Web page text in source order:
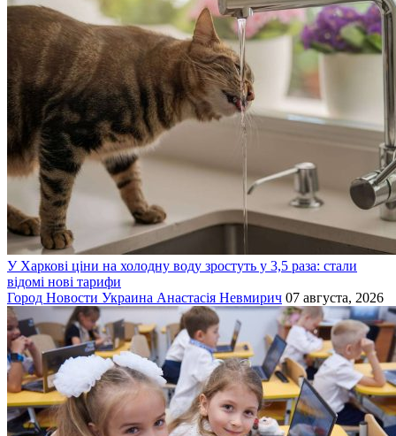
У Харкові ціни на холодну воду зростуть у 3,5 раза: стали
відомі нові тарифи
Город Новости Украина Анастасія Невмирич 07 августа, 2026